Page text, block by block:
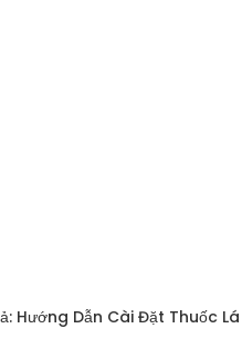
Hướng Dẫn Cài Đặt Thuốc Lá